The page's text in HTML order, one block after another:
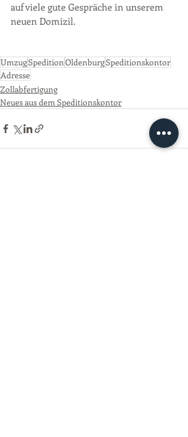
auf viele gute Gespräche in unserem
neuen Domizil.
UmzugSpeditionOldenburgSpeditionskontor
Adresse
Zollabfertigung
Neues aus dem Speditionskontor